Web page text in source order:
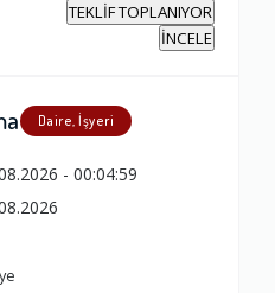
TEKLİF TOPLANIYOR
İNCELE
Daire, İşyeri
- 00:04:59